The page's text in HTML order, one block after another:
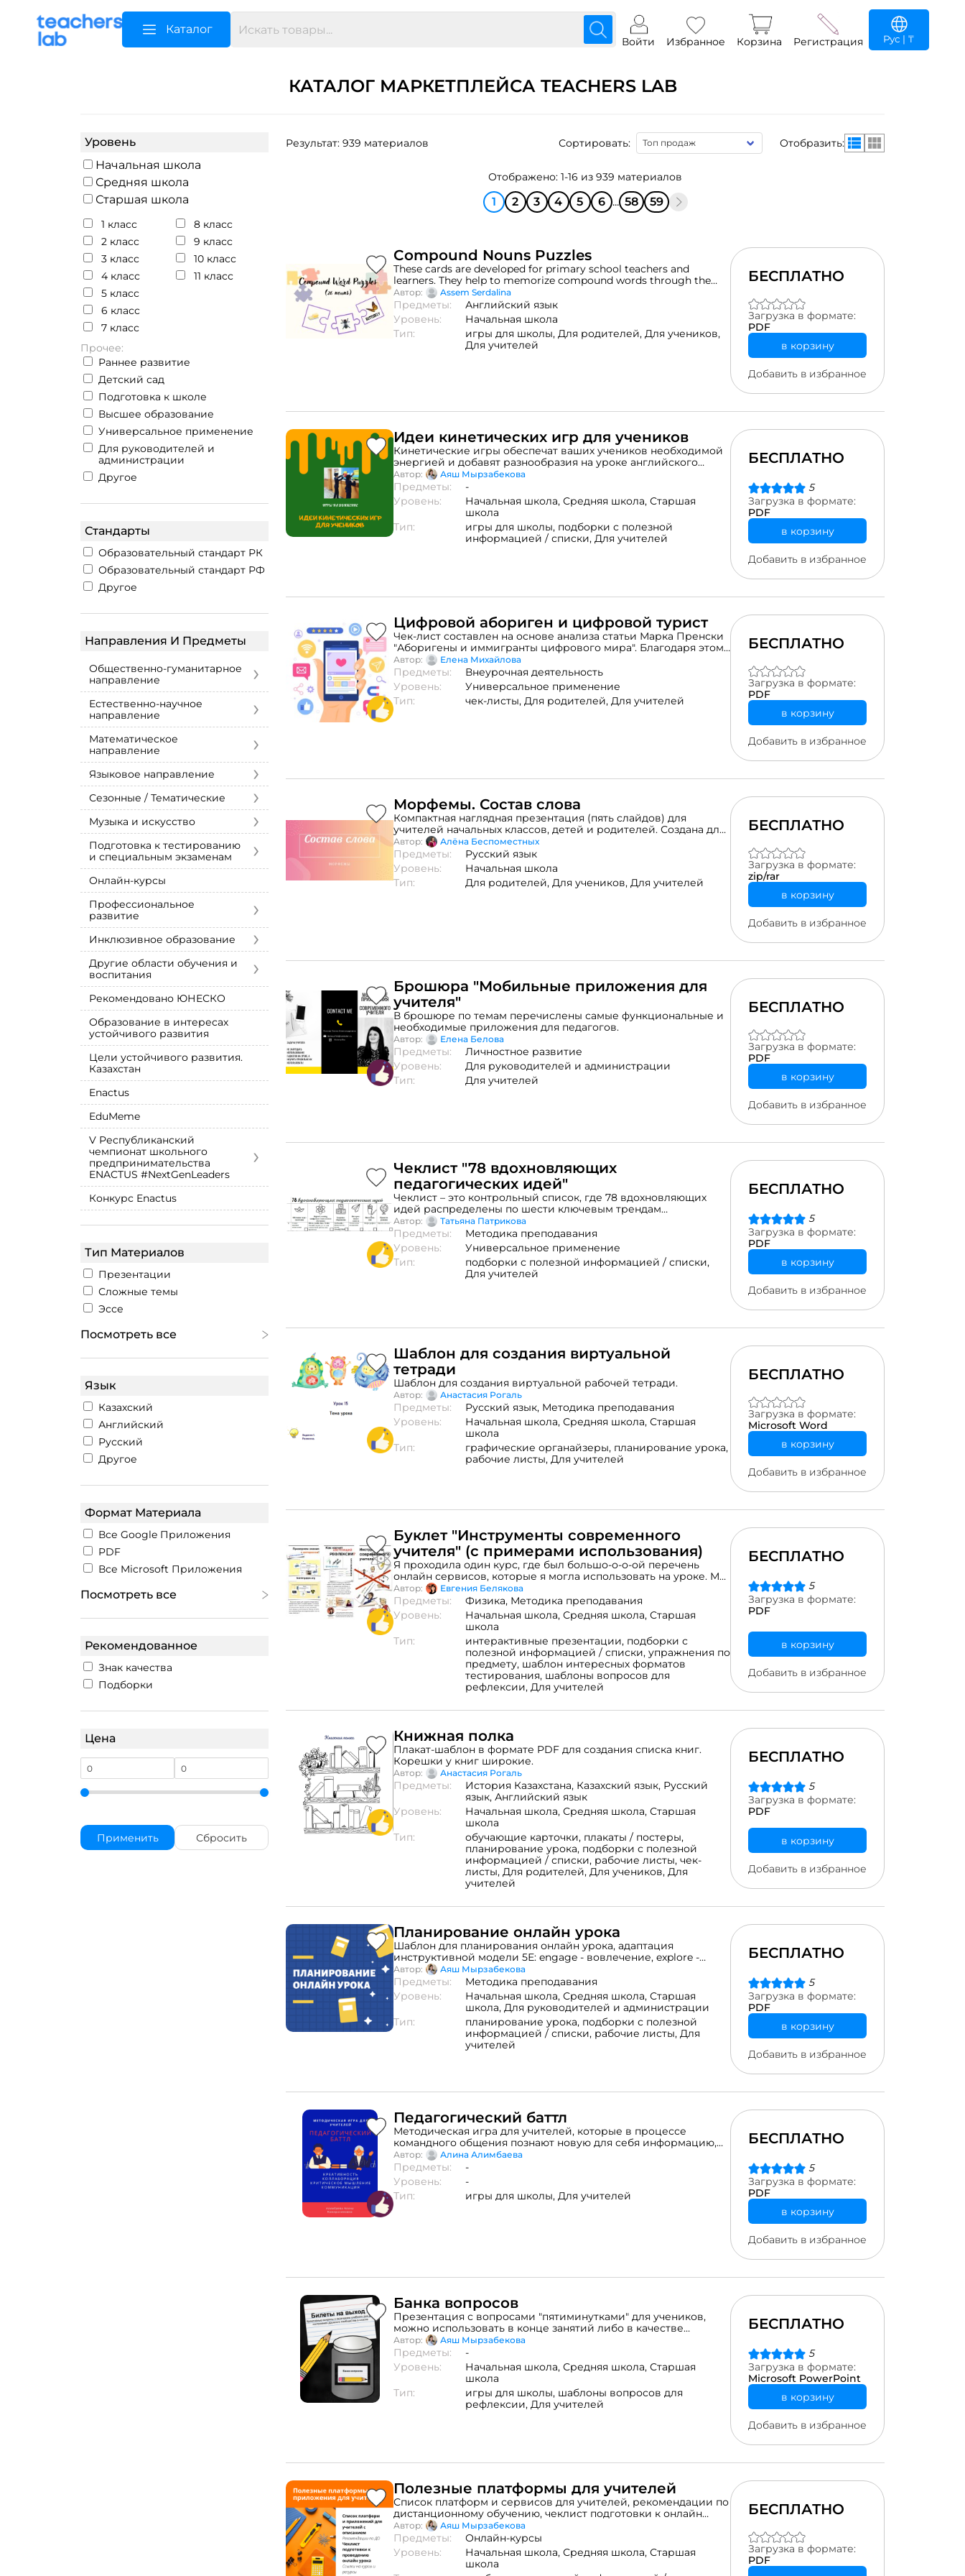
Каталог
Войти Избранное Корзина Регистрация Рус | ₸
КАТАЛОГ МАРКЕТПЛЕЙСА TEACHERS LAB
Уровень
Начальная школа
Средняя школа
Старшая школа
1 класс
2 класс
3 класс
4 класс
5 класс
6 класс
7 класс
8 класс
9 класс
10 класс
11 класс
Прочее:
Раннее развитие
Детский сад
Подготовка к школе
Высшее образование
Универсальное применение
Для руководителей и
администрации
Другое
Стандарты
Образовательный стандарт РК
Образовательный стандарт РФ
Другое
Направления И Предметы
Общественно-гуманитарное
направление
›
Естественно-научное
направление
›
Математическое
направление
›
Языковое направление ›
Сезонные / Тематические ›
Музыка и искусство ›
Подготовка к тестированию
и специальным экзаменам
›
Онлайн-курсы
Профессиональное
развитие
›
Инклюзивное образование ›
Другие области обучения и
воспитания
›
Рекомендовано ЮНЕСКО
Образование в интересах
устойчивого развития
Цели устойчивого развития.
Казахстан
Enactus
EduMeme
V Республиканский
чемпионат школьного
предпринимательства
ENACTUS #NextGenLeaders
›
Конкурс Enactus
Тип Материалов
Презентации
Сложные темы
Эссе
Посмотреть все
Язык
Казахский
Английский
Русский
Другое
Формат Материала
Все Google Приложения
PDF
Все Microsoft Приложения
Посмотреть все
Рекомендованное
Знак качества
Подборки
Цена
Применить Сбросить
Результат: 939 материалов Сортировать: Отобразить:
Отображено: 1-16 из 939 материалов
1 2 3 4 5 6 ... 58 59
Compound Nouns Puzzles
These cards are developed for primary school teachers and
learners. They help to memorize compound words through the
game.
Автор: Assem Serdalina
Предметы:
Английский язык
Уровень:
Начальная школа
Тип:
игры для школы, Для родителей, Для учеников,
Для учителей
БЕСПЛАТНО
Загрузка в формате:
PDF
в корзину
Добавить в избранное
Идеи кинетических игр для учеников
Кинетические игры обеспечат ваших учеников необходимой
энергией и добавят разнообразия на уроке английского
языка. Использование подвижных игр, или просто
предоставление ученикам возможности двигаться на вашем
уроке – отличный способ активизировать творческие
способности, развить их физические и интеллектуальные
качества, такие как ловкость, внимание, наблюдательность,
логическое мышление. Данные упражнения и игры могут
быть адаптированы под разные возраста, но в основном
Автор: Аяш Мырзабекова
Предметы:
-
Уровень:
Начальная школа, Средняя школа, Старшая
школа
Тип:
игры для школы, подборки с полезной
информацией / списки, Для учителей
БЕСПЛАТНО
5
Загрузка в формате:
PDF
в корзину
Добавить в избранное
Цифровой абориген и цифровой турист
Чек-лист составлен на основе анализа статьи Марка Пренски
"Аборигены и иммигранты цифрового мира". Благодаря этому
чек-листу вы узнаете отличительные черты цифрового
аборигена и цифрового туриста. Что хорошо получается у
цифровых аборигенов, а в чем хороши цифровые туристы.
Автор: Елена Михайлова
Предметы:
Внеурочная деятельность
Уровень:
Универсальное применение
Тип:
чек-листы, Для родителей, Для учителей
БЕСПЛАТНО
Загрузка в формате:
PDF
в корзину
Добавить в избранное
Морфемы. Состав слова
Компактная наглядная презентация (пять слайдов) для
учителей начальных классов, детей и родителей. Создана для
наглядной демонстрации материала , лучшего понимания и
запоминания, с чёткой структурой материала, не
нагруженные текстом. Содержит только теорию.
Представлена в двух форматах - PDF (для детей и родителей)
и PP (учителю для демонстрации на уроке.
Автор: Алёна Беспоместных
Предметы:
Русский язык
Уровень:
Начальная школа
Тип:
Для родителей, Для учеников, Для учителей
БЕСПЛАТНО
Загрузка в формате:
zip/rar
в корзину
Добавить в избранное
Брошюра "Мобильные приложения для
учителя"
В брошюре по темам перечислены самые функциональные и
необходимые приложения для педагогов.
Автор: Елена Белова
Предметы:
Личностное развитие
Уровень:
Для руководителей и администрации
Тип:
Для учителей
БЕСПЛАТНО
Загрузка в формате:
PDF
в корзину
Добавить в избранное
Чеклист "78 вдохновляющих
педагогических идей"
Чеклист – это контрольный список, где 78 вдохновляющих
идей распределены по шести ключевым трендам
образования: обучение через развлечение, цифровое
обучение, здоровьесберегающие технологии, интерактивное
занятие, визуализация и проектное обучение
Автор: Татьяна Патрикова
Предметы:
Методика преподавания
Уровень:
Универсальное применение
Тип:
подборки с полезной информацией / списки,
Для учителей
БЕСПЛАТНО
5
Загрузка в формате:
PDF
в корзину
Добавить в избранное
Шаблон для создания виртуальной
тетради
Шаблон для создания виртуальной рабочей тетради.
Автор: Анастасия Рогаль
Предметы: Русский язык, Методика преподавания
Уровень:
Начальная школа, Средняя школа, Старшая
школа
Тип:
графические органайзеры, планирование урока,
рабочие листы, Для учителей
БЕСПЛАТНО
Загрузка в формате:
Microsoft Word
в корзину
Добавить в избранное
Буклет "Инструменты современного
учителя" (с примерами использования)
Я проходила один курс, где был большо-о-о-ой перечень
онлайн сервисов, которые я могла использовать на уроке. Мы
даже регистрировались и пробовали что-то сделать почти в
каждом. Но... После этого курса я так и не стала использовать
эти инструменты в работе! Однако потом мне стали
встречаться замечательные коллеги-учителя, которые смогли
донести смысл использования таких сервисов в работе НА
КОНКРЕТНЫХ ПРИМЕРАХ. Вуаля! Я стала применять их
каждую четверть, каждую неделю и почти каждый день, делая
свои уроки более интересными и упрощая свою работу :)
Вашему вниманию я предлагаю буклет, в котором собраны
мои любимые "инструменты" с кратким описанием и моими
распечатать с двух сторон и сложить: всего на одном листе у
примерами использования на уроках в обычной
общеобразовательной школе. Мои примеры в основном из
уроков физики, но легко адаптируются к другим предметам :)
Буду очень рада, если материал окажется полезным! В pdf-
формате версия абсолютно бесплатна. Однако если вам
понравился буклет и вы бы хотели сделать себе такой же,
дополнив своими примерами, предлагаю за небольшую
стоимость исходники (форматы .docx и .pages), где можно
сделать такой же буклет "под себя".
Автор: Евгения Белякова
Предметы: Физика, Методика преподавания
Уровень:
Начальная школа, Средняя школа, Старшая
школа
Тип:
интерактивные презентации, подборки с
полезной информацией / списки, упражнения по
предмету, шаблон интересных форматов
тестирования, шаблоны вопросов для
рефлексии, Для учителей
БЕСПЛАТНО
5
Загрузка в формате:
PDF
в корзину
Добавить в избранное
Книжная полка
Плакат-шаблон в формате PDF для создания списка книг.
Корешки у книг широкие.
Автор: Анастасия Рогаль
Предметы: История Казахстана, Казахский язык, Русский
язык, Английский язык
Уровень:
Начальная школа, Средняя школа, Старшая
школа
Тип:
обучающие карточки, плакаты / постеры,
планирование урока, подборки с полезной
информацией / списки, рабочие листы, чек-
листы, Для родителей, Для учеников, Для
учителей
БЕСПЛАТНО
5
Загрузка в формате:
PDF
в корзину
Добавить в избранное
Планирование онлайн урока
Шаблон для планирования онлайн урока, адаптация
инструктивной модели 5Е: engage - вовлечение, explore -
исследование, explain - объяснение, elaborate - практика,
evaluate - оценивание.
Автор: Аяш Мырзабекова
Предметы:
Методика преподавания
Уровень:
Начальная школа, Средняя школа, Старшая
школа, Для руководителей и администрации
Тип:
планирование урока, подборки с полезной
информацией / списки, рабочие листы, Для
учителей
БЕСПЛАТНО
5
Загрузка в формате:
PDF
в корзину
Добавить в избранное
Педагогический баттл
Методическая игра для учителей, которые в процессе
командного общения познают новую для себя информацию,
одновременно развивая у себя 4 К (креативность,
коллаборация, критическое мышление, коммуникация).
Автор: Алина Алимбаева
Предметы:
-
Уровень:
-
Тип:
игры для школы, Для учителей
БЕСПЛАТНО
5
Загрузка в формате:
PDF
в корзину
Добавить в избранное
Банка вопросов
Презентация с вопросами "пятиминутками" для учеников,
можно использовать в конце занятий либо в качестве
разминки в условиях дистанционного обучения.
Автор: Аяш Мырзабекова
Предметы:
-
Уровень:
Начальная школа, Средняя школа, Старшая
школа
Тип:
игры для школы, шаблоны вопросов для
рефлексии, Для учителей
БЕСПЛАТНО
5
Загрузка в формате:
Microsoft PowerPoint
в корзину
Добавить в избранное
Полезные платформы для учителей
Список платформ и сервисов для учителей, рекомендации по
дистанционному обучению, чеклист подготовки к онлайн
уроку, ссылки на курсы и ресурсы.
Автор: Аяш Мырзабекова
Предметы:
Онлайн-курсы
Уровень:
Начальная школа, Средняя школа, Старшая
школа
БЕСПЛАТНО
Загрузка в формате:
PDF